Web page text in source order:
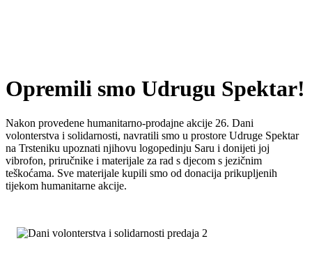
Opremili smo Udrugu Spektar!
Nakon provedene humanitarno-prodajne akcije 26. Dani
volonterstva i solidarnosti, navratili smo u prostore Udruge Spektar
na Trsteniku upoznati njihovu logopedinju Saru i donijeti joj
vibrofon, priručnike i materijale za rad s djecom s jezičnim
teškoćama. Sve materijale kupili smo od donacija prikupljenih
tijekom humanitarne akcije.